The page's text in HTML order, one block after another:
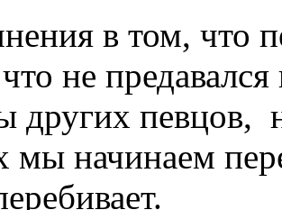
в том, что
не
других певцов,
мы начинаем